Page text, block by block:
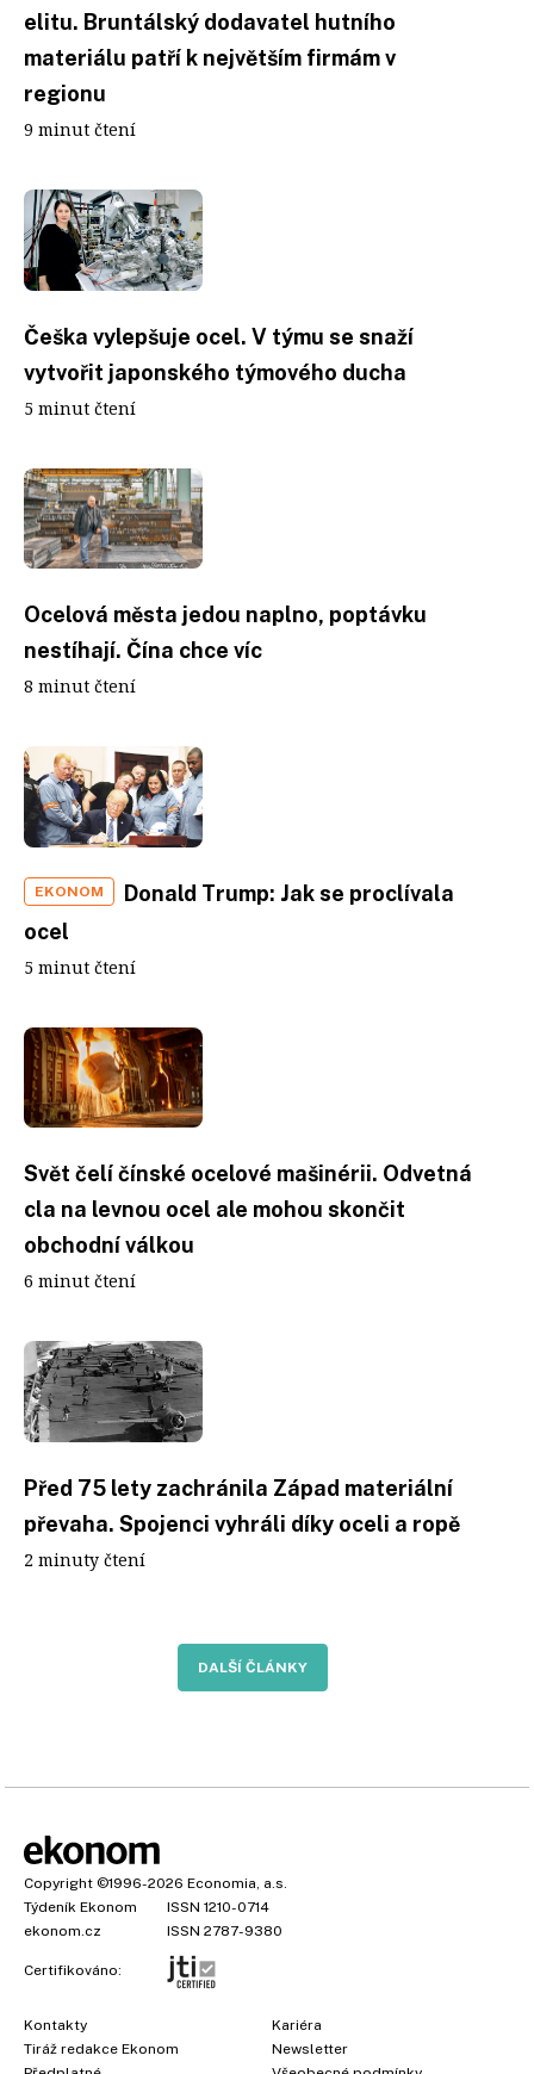
elitu. Bruntálský dodavatel hutního
materiálu patří k největším firmám v
regionu
9 minut čtení
Češka vylepšuje ocel. V týmu se snaží
vytvořit japonského týmového ducha
5 minut čtení
Ocelová města jedou naplno, poptávku
nestíhají. Čína chce víc
8 minut čtení
EKONOM
Donald Trump: Jak se proclívala
ocel
5 minut čtení
Svět čelí čínské ocelové mašinérii. Odvetná
cla na levnou ocel ale mohou skončit
obchodní válkou
6 minut čtení
Před 75 lety zachránila Západ materiální
převaha. Spojenci vyhráli díky oceli a ropě
2 minuty čtení
DALŠÍ ČLÁNKY
Copyright ©1996-2026 Economia, a.s.
Týdeník Ekonom
ISSN 1210-0714
ekonom.cz
ISSN 2787-9380
Certifikováno:
Kontakty
Tiráž redakce Ekonom
Kariéra
Newsletter